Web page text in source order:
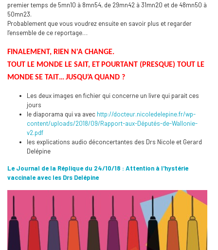
premier temps de 5mn10 à 8mn54, de 29mn42 à 31mn20 et de 48mn50 à
50mn23.
Probablement que vous voudrez ensuite en savoir plus et regarder
l’ensemble de ce reportage…
FINALEMENT, RIEN N'A CHANGE.
TOUT LE MONDE LE SAIT, ET POURTANT (PRESQUE) TOUT LE
MONDESE TAIT…JUSQU’AQUAND ?
Les deux images en fichier qui concerne un livre qui parait ces
jours
le diaporama qui va avec http://docteur.nicoledelepine.fr/wp-
content/uploads/2018/09/Rapport-aux-Députés-de-Wallonie-
v2.pdf
les explications audio déconcertantes des Drs Nicole et Gerard
Delépine
Le Journal de la Réplique du 24/10/18 : Attention à l'hystérie
vaccinale avec les Drs Delépine